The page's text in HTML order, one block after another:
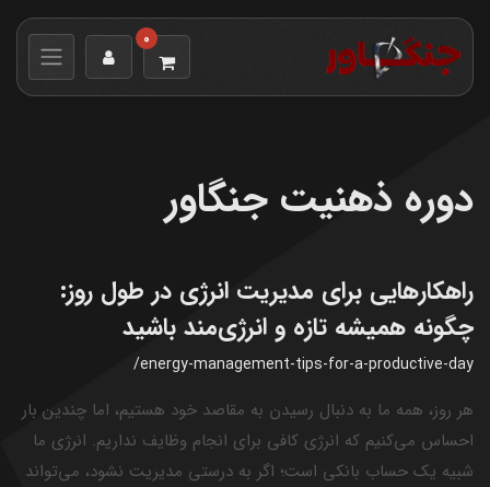
0
دوره ذهنیت جنگاور
راهکارهایی برای مدیریت انرژی در طول روز:
چگونه همیشه تازه و انرژی‌مند باشید
/energy-management-tips-for-a-productive-day
هر روز، همه ما به دنبال رسیدن به مقاصد خود هستیم، اما چندین بار
احساس می‌کنیم که انرژی کافی برای انجام وظایف نداریم. انرژی ما
شبیه یک حساب بانکی است؛ اگر به درستی مدیریت نشود، می‌تواند